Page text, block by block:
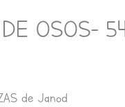
OSOS-
de Janod